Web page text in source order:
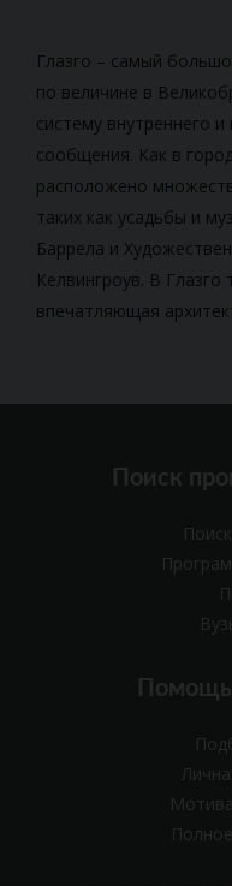
Глазго – самый
по величине в
систему внутреннего
сообщения. Как в
расположено
таких как усадьбы и
Баррела и
Келвингроув. В
впечатляющая
Поиск